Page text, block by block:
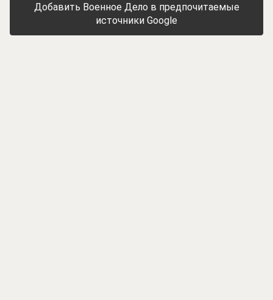
Добавить Военное Дело в предпочитаемые
источники Google